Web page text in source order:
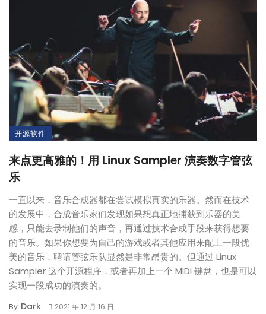
开源软件
来点更高雅的！用 Linux Sampler 演奏数字管弦
乐
一直以来，音乐合成器都在尝试模拟真实的乐器。然而在技术
的发展中，合成音乐家们发现如果想真正地捕获到乐器的美
感，只能去录制他们的声音，再通过技术合成手段来获得想要
的音乐。如果你想要为自己的游戏或者其他应用来配上一段优
美的音乐，聘请管弦乐队显然是非常昂贵的。但通过 Linux
Sampler 这个开源程序，或者再加上一个 MIDI 键盘，也是可以
实现一段成功的演奏的。
By Dark 2021 年 12 月 16 日